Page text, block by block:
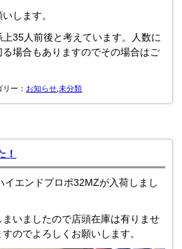
します。
35人前後と考えています。人数に
場合もありますのでその場合はご
ー： お知らせ ,未分類
！
エンドプロポ32MZが入荷しまし
いましたので店頭在庫は有りませ
のでよろしくお願いします。